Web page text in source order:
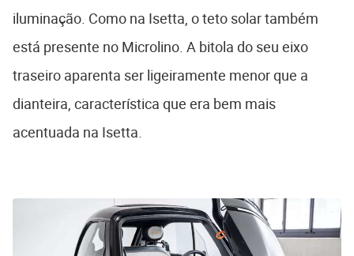
iluminação. Como na Isetta, o teto solar também
está presente no Microlino. A bitola do seu eixo
traseiro aparenta ser ligeiramente menor que a
dianteira, característica que era bem mais
acentuada na Isetta.